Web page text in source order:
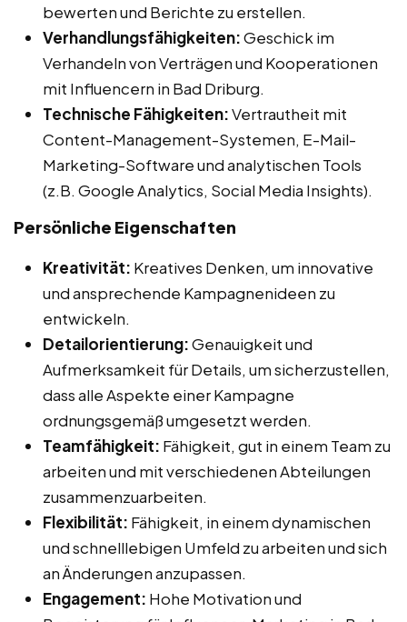
bewerten und Berichte zu erstellen.
Verhandlungsfähigkeiten:Geschick im
Verhandeln von Verträgen und Kooperationen
mit Influencern in Bad Driburg.
Technische Fähigkeiten:Vertrautheit mit
Content-Management-Systemen, E-Mail-
Marketing-Software und analytischen Tools
(z.B. Google Analytics, Social Media Insights).
Persönliche Eigenschaften
Kreativität: Kreatives Denken, um innovative
und ansprechende Kampagnenideen zu
entwickeln.
Detailorientierung:Genauigkeit und
Aufmerksamkeit für Details, um sicherzustellen,
dass alle Aspekte einer Kampagne
ordnungsgemäß umgesetzt werden.
Teamfähigkeit: Fähigkeit, gut in einem Team zu
arbeiten und mit verschiedenen Abteilungen
zusammenzuarbeiten.
Flexibilität: Fähigkeit, in einem dynamischen
und schnelllebigen Umfeld zu arbeiten und sich
an Änderungen anzupassen.
Engagement: Hohe Motivation und